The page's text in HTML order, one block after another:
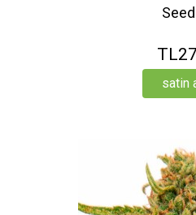
satin